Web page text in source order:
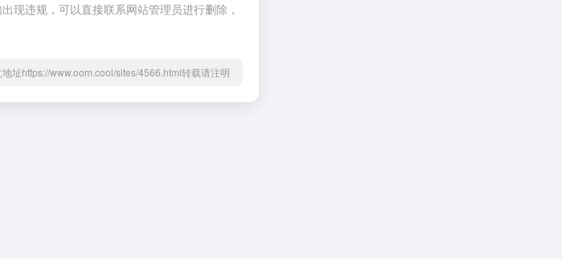
现违规，可以直接联系网站管理员进行删除，
址https://www.oom.cool/sites/4566.html转载请注明